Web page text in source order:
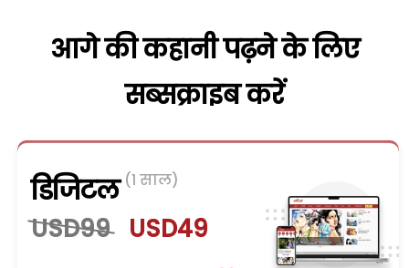
आगे की कहानी पढ़ने के लिए
सब्सक्राइब करें
डिजिटल (1 साल)
USD99 USD49